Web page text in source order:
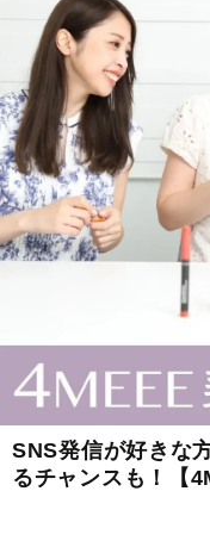
SNS発信が好きな
るチャンスも！【